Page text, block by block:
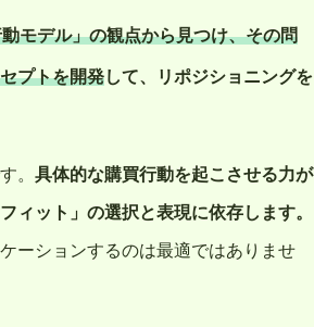
モデル」の観点から見つけ、その問
プトを開発して、リポジショニングを
。 具体的な購買行動を起こさせる力が
ィット」の選択と表現に依存します。
ーションするのは最適ではありませ